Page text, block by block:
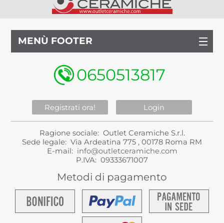
MENÙ FOOTER
0650513817
Registrati ora! Login
Ragione sociale: Outlet Ceramiche S.r.l.
Sede legale: Via Ardeatina 775 , 00178 Roma RM
E-mail: info@outletceramiche.com
P.IVA: 09333671007
Metodi di pagamento